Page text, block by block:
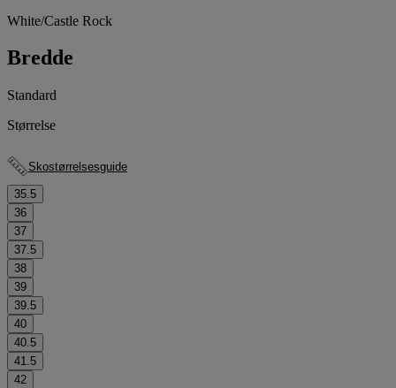
White/Castle Rock
Bredde
Standard
Størrelse
Skostørrelsesguide
35.5
36
37
37.5
38
39
39.5
40
40.5
41.5
42